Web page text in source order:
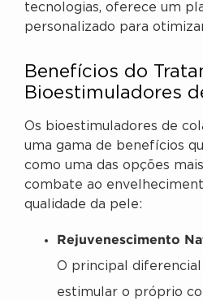
tecnologias, oferece um
personalizado para
Benefícios do
Bioestimuladores
Os bioestimuladores de
uma gama de benefícios
como uma das opções
combate ao
qualidade da pele:
Rejuvenescimento
O principal diferencial
estimular o próprio